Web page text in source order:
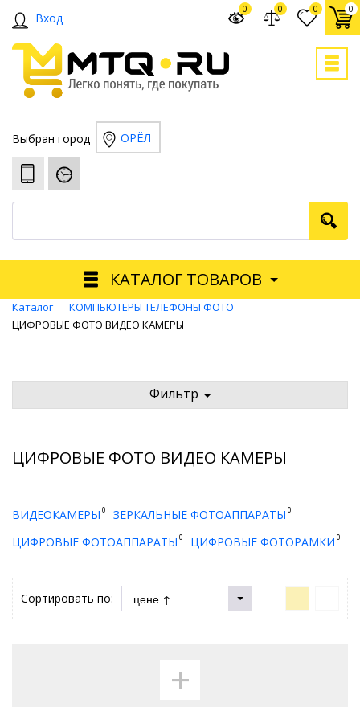
Вход
0 0
0 0
Выбран город ОРЁЛ
КАТАЛОГ ТОВАРОВ
Каталог
КОМПЬЮТЕРЫ ТЕЛЕФОНЫ ФОТО
ЦИФРОВЫЕ ФОТО ВИДЕО КАМЕРЫ
Фильтр
ЦИФРОВЫЕ ФОТО ВИДЕО КАМЕРЫ
ВИДЕОКАМЕРЫ 0 ЗЕРКАЛЬНЫЕ ФОТОАППАРАТЫ 0
ЦИФРОВЫЕ ФОТОАППАРАТЫ 0 ЦИФРОВЫЕ ФОТОРАМКИ 0
Сортировать по:
+